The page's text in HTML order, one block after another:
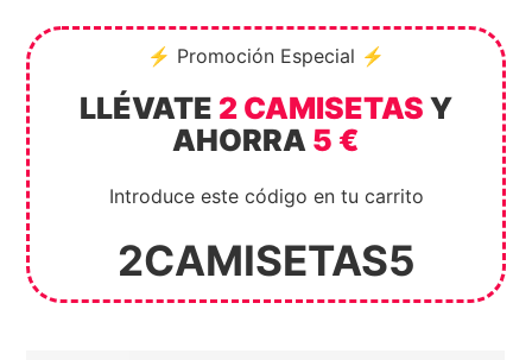
⚡ Promoción Especial ⚡
LLÉVATE 2 CAMISETAS Y
AHORRA 5 €
Introduce este código en tu carrito
2CAMISETAS5